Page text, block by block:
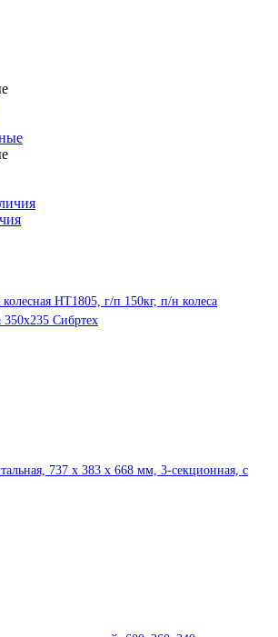
НТ1805, г/п 150кг, п/н колеса
Сибртех
737 х 383 х 668 мм, 3-секционная, с